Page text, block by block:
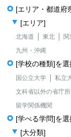
[エリア・都道府
[エリア]
北海道 東北 関
九州・沖縄
[学校の種類]を
国公立大学 私立
文科省以外の省庁
留学関係機関
[学べる学問]を
[大分類]